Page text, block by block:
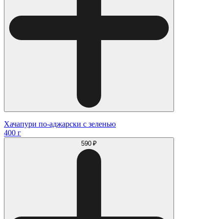
Хачапури по-аджарски с зеленью
400 г
590 ₽